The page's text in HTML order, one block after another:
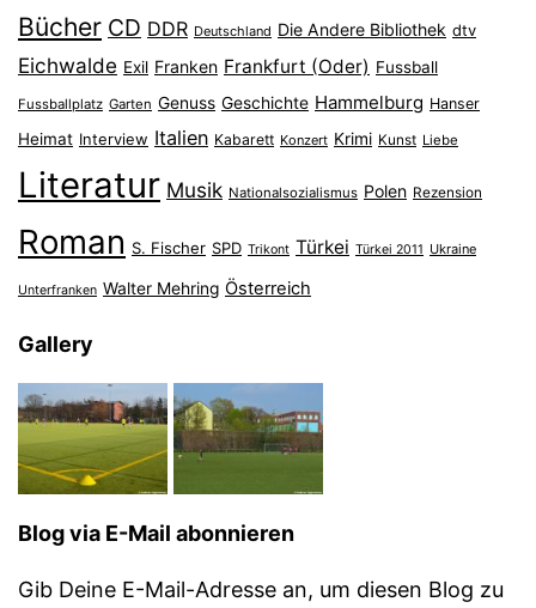
Bücher CD DDR Deutschland Die Andere Bibliothek dtv
Eichwalde Exil Franken Frankfurt (Oder) Fussball
Fussballplatz Garten Genuss Geschichte Hammelburg Hanser
Heimat Interview Italien Kabarett Konzert Krimi Kunst Liebe
Literatur Musik Nationalsozialismus Polen Rezension
Roman S. Fischer SPD Trikont Türkei Türkei 2011 Ukraine
Unterfranken Walter Mehring Österreich
Gallery
Blog via E-Mail abonnieren
Gib Deine E-Mail-Adresse an, um diesen Blog zu